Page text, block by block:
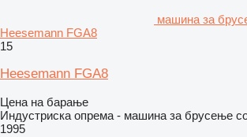
машина за
Heesemann FGA8
15
Heesemann FGA8
Цена на барање
Индустриска опрема - машина за брусење
1995